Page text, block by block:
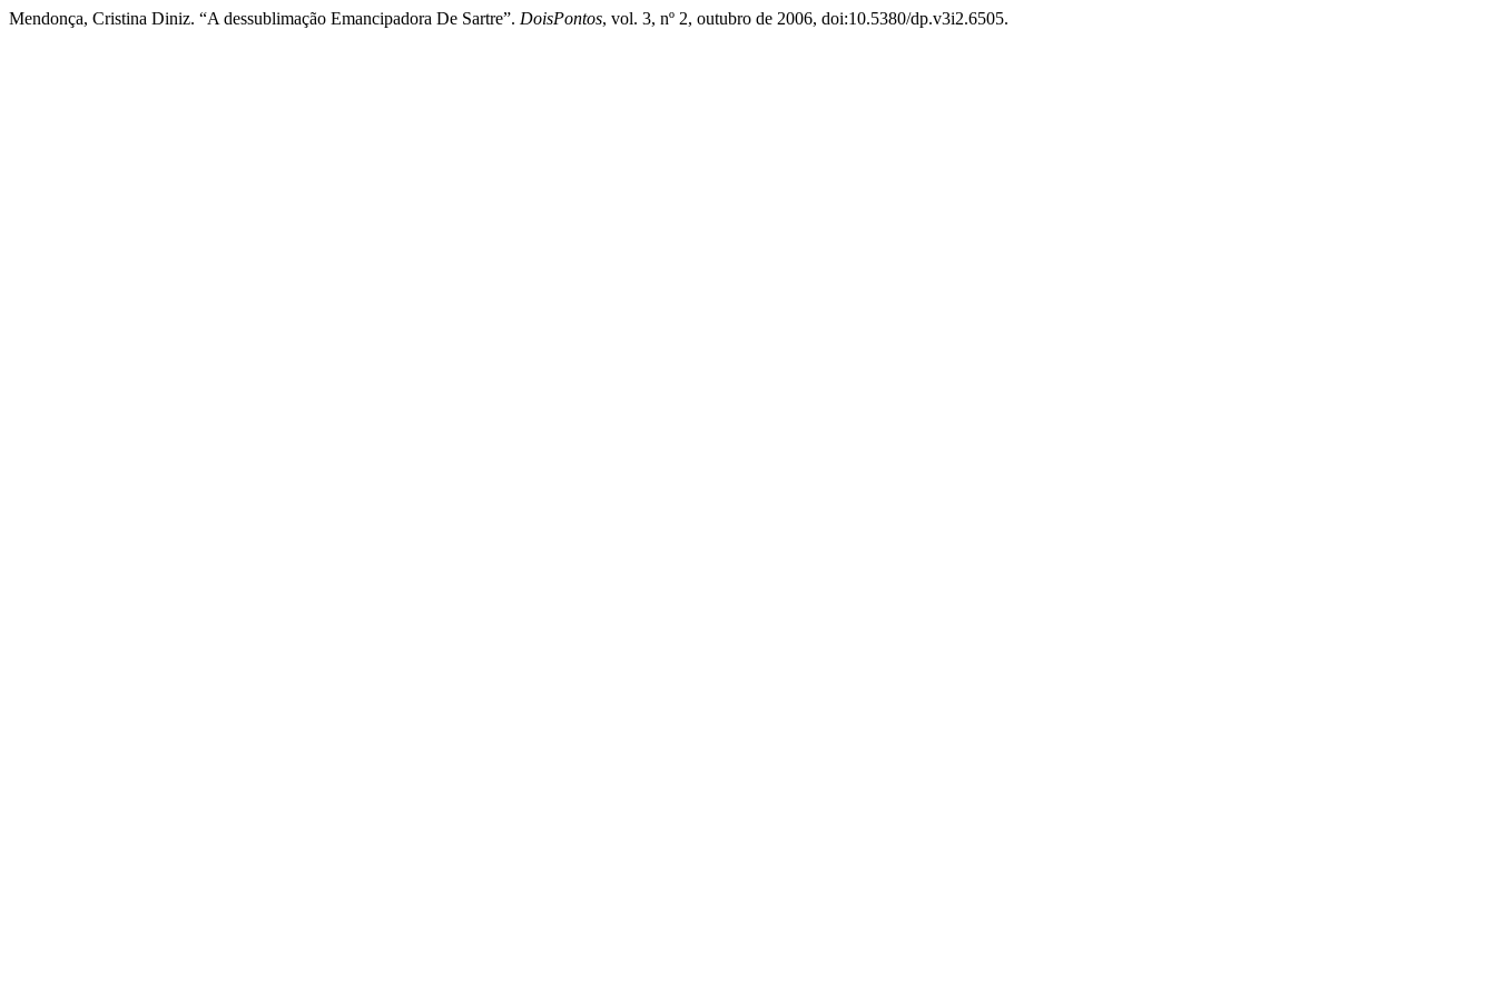
Mendonça, Cristina Diniz. “A dessublimação Emancipadora De Sartre”. DoisPontos, vol. 3, nº 2, outubro de 2006, doi:10.5380/dp.v3i2.6505.